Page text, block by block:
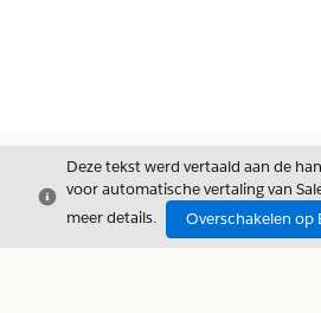
Sluiten
Deze tekst werd vertaald aan de
voor automatische vertaling van
meer details.
Overschakelen op